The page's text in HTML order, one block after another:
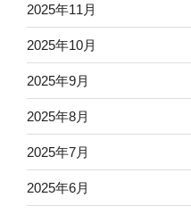
2025年11月
2025年10月
2025年9月
2025年8月
2025年7月
2025年6月